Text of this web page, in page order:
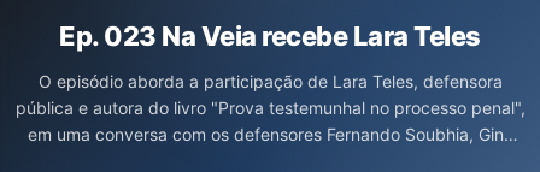
Ep. 023 Na Veia recebe Lara Teles
O episódio aborda a participação de Lara Teles, defensora
pública e autora do livro "Prova testemunhal no processo penal",
em uma conversa com os defensores Fernando Soubhia, Gina